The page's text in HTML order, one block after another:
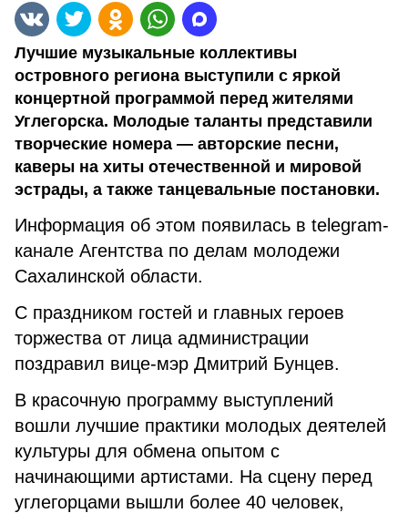
Лучшие музыкальные коллективы
островного региона выступили с яркой
концертной программой перед жителями
Углегорска. Молодые таланты представили
творческие номера — авторские песни,
каверы на хиты отечественной и мировой
эстрады, а также танцевальные постановки.
Информация об этом появилась в telegram-
канале Агентства по делам молодежи
Сахалинской области.
С праздником гостей и главных героев
торжества от лица администрации
поздравил вице-мэр Дмитрий Бунцев.
В красочную программу выступлений
вошли лучшие практики молодых деятелей
культуры для обмена опытом с
начинающими артистами. На сцену перед
углегорцами вышли более 40 человек,